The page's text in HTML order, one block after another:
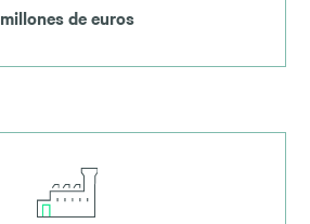
millones de euros